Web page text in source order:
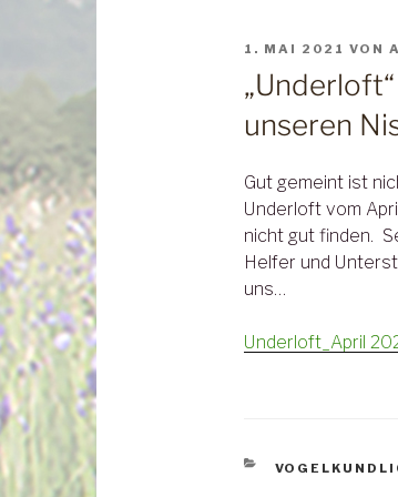
VERÖFFENTLICHT
AM
1. MAI 2021 VON
unseren
Gut gemeint ist
Underloft vom
nicht gut finden.
Helfer und
uns…
Underloft_April
KATEGORIEN